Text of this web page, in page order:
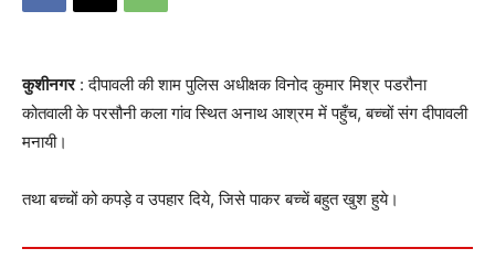
कुशीनगर: दीपावली की शाम पुलिस अधीक्षक विनोद कुमार मिश्र पडरौना
कोतवाली के परसौनी कला गांव स्थित अनाथ आश्रम में पहुँच, बच्चों संग दीपावली
मनायी।
तथा बच्चों को कपड़े व उपहार दिये, जिसे पाकर बच्चें बहुत खुश हुये।